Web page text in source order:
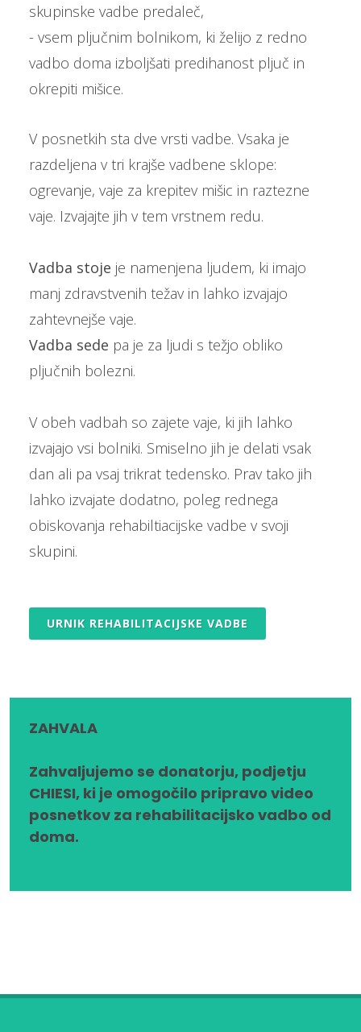
skupinske vadbe predaleč,
- vsem pljučnim bolnikom, ki želijo z redno
vadbo doma izboljšati predihanost pljuč in
okrepiti mišice.
V posnetkih sta dve vrsti vadbe. Vsaka je
razdeljena v tri krajše vadbene sklope:
ogrevanje, vaje za krepitev mišic in raztezne
vaje. Izvajajte jih v tem vrstnem redu.
Vadba stoje je namenjena ljudem, ki imajo
manj zdravstvenih težav in lahko izvajajo
zahtevnejše vaje.
Vadba sede pa je za ljudi s težjo obliko
pljučnih bolezni.
V obeh vadbah so zajete vaje, ki jih lahko
izvajajo vsi bolniki. Smiselno jih je delati vsak
dan ali pa vsaj trikrat tedensko. Prav tako jih
lahko izvajate dodatno, poleg rednega
obiskovanja rehabiltiacijske vadbe v svoji
skupini.
URNIK REHABILITACIJSKE VADBE
ZAHVALA
Zahvaljujemo se donatorju, podjetju
CHIESI, ki je omogočilo pripravo video
posnetkov za rehabilitacijsko vadbo od
doma.